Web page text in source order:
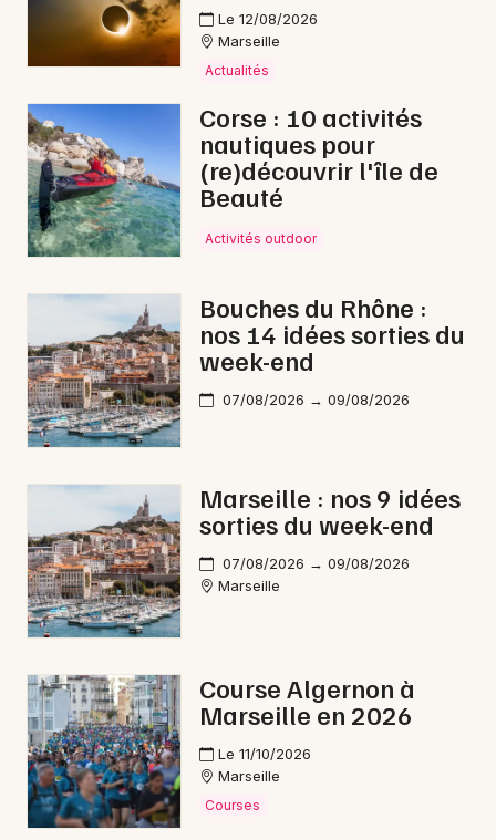
Le 12/08/2026
Marseille
Actualités
Corse : 10 activités
nautiques pour
(re)découvrir l'île de
Beauté
Activités outdoor
Bouches du Rhône :
nos 14 idées sorties du
week-end
07/08/2026 → 09/08/2026
Marseille : nos 9 idées
sorties du week-end
07/08/2026 → 09/08/2026
Marseille
Course Algernon à
Marseille en 2026
Le 11/10/2026
Marseille
Courses